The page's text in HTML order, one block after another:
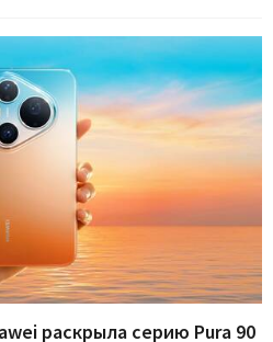
раскрыла серию Pura 90